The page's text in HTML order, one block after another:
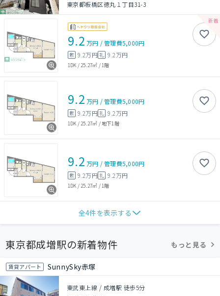
東京都板橋区徳丸１丁目31-3
9.2 万円 /管理費5,000円
敷 9.2万円礼 9.2万円
1DK /25.27㎡ /1階
9.2 万円 /管理費5,000円
敷 9.2万円礼 9.2万円
1DK / 25.27㎡ /地下1階
9.2 万円 /管理費5,000円
敷 9.2万円礼 9.2万円
1DK / 25.27㎡ / 1階
全4件を表示する
東京都成増駅の新着物件 もっと見る
賃貸アパート SunnySky赤塚
東武東上線 / 成増駅 徒歩5分